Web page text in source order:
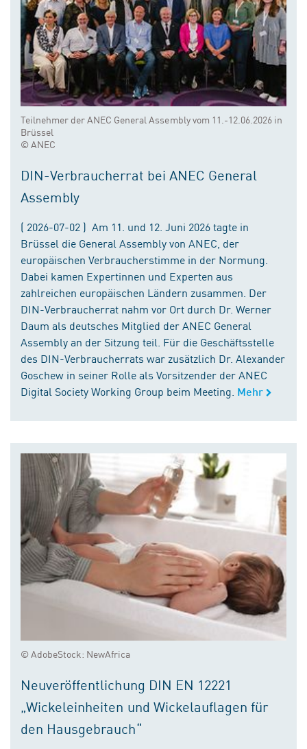
Teilnehmer der ANEC General Assembly vom 11.-12.06.2026 in
Brüssel
© ANEC
DIN-Verbraucherrat bei ANEC General
Assembly
( 2026-07-02 ) Am 11. und 12. Juni 2026 tagte in
Brüssel die General Assembly von ANEC, der
europäischen Verbraucherstimme in der Normung.
Dabei kamen Expertinnen und Experten aus
zahlreichen europäischen Ländern zusammen. Der
DIN-Verbraucherrat nahm vor Ort durch Dr. Werner
Daum als deutsches Mitglied der ANEC General
Assembly an der Sitzung teil. Für die Geschäftsstelle
des DIN-Verbraucherrats war zusätzlich Dr. Alexander
Goschew in seiner Rolle als Vorsitzender der ANEC
Digital Society Working Group beim Meeting. Mehr
© AdobeStock: NewAfrica
Neuveröffentlichung DIN EN 12221
„Wickeleinheiten und Wickelauflagen für
den Hausgebrauch“